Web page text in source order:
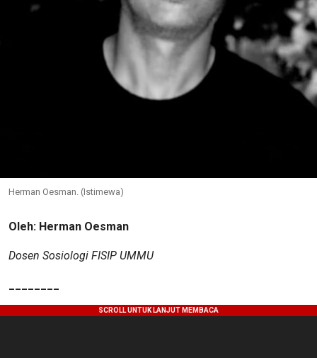
Herman Oesman. (Istimewa)
Oleh: Herman Oesman
Dosen Sosiologi FISIP UMMU